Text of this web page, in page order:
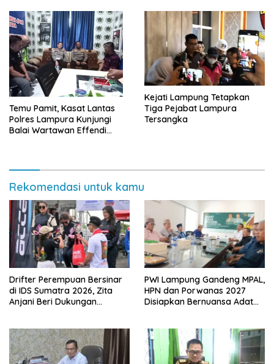
Temu Pamit, Kasat Lantas
Polres Lampura Kunjungi
Balai Wartawan Effendi
Kejati Lampung Tetapkan
Tiga Pejabat Lampura
Tersangka
Rekomendasi untuk kamu
Drifter Perempuan Bersinar
di IDS Sumatra 2026, Zita
Anjani Beri Dukungan
PWI Lampung Gandeng MPAL,
HPN dan Porwanas 2027
Disiapkan Bernuansa Adat